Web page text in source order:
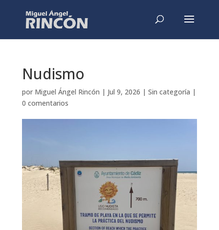
Nudismo
por Miguel Ángel Rincón | Jul 9, 2026 | Sin categoría |
0 comentarios